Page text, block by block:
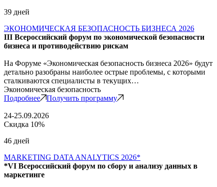
39 дней
ЭКОНОМИЧЕСКАЯ БЕЗОПАСНОСТЬ БИЗНЕСА 2026
III Всероссийский форум по экономической безопасности
бизнеса и противодействию рискам
На Форуме «Экономическая безопасность бизнеса 2026» будут
детально разобраны наиболее острые проблемы, с которыми
сталкиваются специалисты в текущих…
Экономическая безопасность
Подробнее
Получить программу
24-25.09.2026
Скидка 10%
46 дней
MARKETING DATA ANALYTICS 2026*
*VI Всероссийский форум по сбору и анализу данных в
маркетинге